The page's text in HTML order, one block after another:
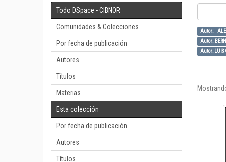
Todo DSpace - CIBNOR
Comunidades & Colecciones
Por fecha de publicación
Autores
Títulos
Materias
Esta colección
Por fecha de publicación
Autores
Títulos
Autor:
Autor:
Autor: LUIS